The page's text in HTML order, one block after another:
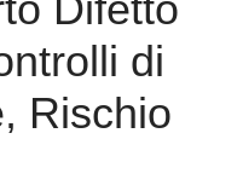
di
Rischio